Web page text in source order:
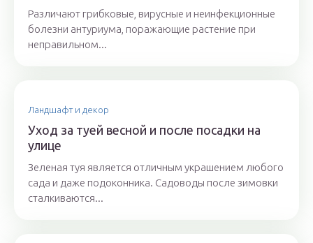
Различают грибковые, вирусные и неинфекционные
болезни антуриума, поражающие растение при
неправильном...
Ландшафт и декор
Уход за туей весной и после посадки на
улице
Зеленая туя является отличным украшением любого
сада и даже подоконника. Садоводы после зимовки
сталкиваются...